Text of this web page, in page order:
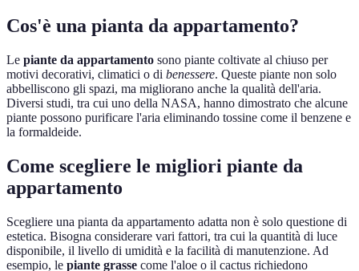
Cos'è una pianta da appartamento?
Le piante da appartamento sono piante coltivate al chiuso per
motivi decorativi, climatici o di benessere. Queste piante non solo
abbelliscono gli spazi, ma migliorano anche la qualità dell'aria.
Diversi studi, tra cui uno della NASA, hanno dimostrato che alcune
piante possono purificare l'aria eliminando tossine come il benzene e
la formaldeide.
Come scegliere le migliori piante da
appartamento
Scegliere una pianta da appartamento adatta non è solo questione di
estetica. Bisogna considerare vari fattori, tra cui la quantità di luce
disponibile, il livello di umidità e la facilità di manutenzione. Ad
esempio, le piante grasse come l'aloe o il cactus richiedono